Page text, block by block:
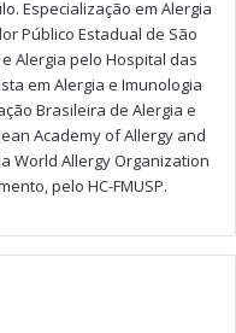
diferenciada em
e urticáriacrônica
mais de 6 semanas.
ele também pode
einduzíveis1
os dados para a UC na
subjacentes são
Especialização em Alergia
Público Estadual de São
Alergia pelo Hospital das
em Alergia e Imunologia
Brasileira de Alergia e
Academy of Allergy and
World Allergy Organization
pelo HC-FMUSP.